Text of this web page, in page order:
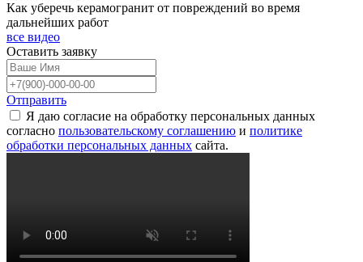
Как уберечь керамогранит от повреждений во время
дальнейших работ
все видео
Оставить заявку
Отправить
Я даю согласие на обработку персональных данных
согласно пользовательскому соглашению и политике
обработки персональных данных сайта.